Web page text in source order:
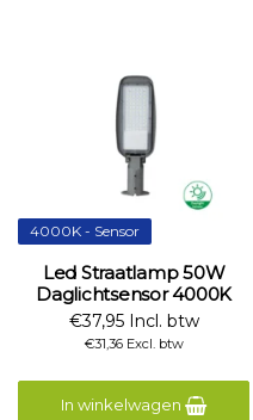
4000K - Sensor
Led Straatlamp 50W
Daglichtsensor 4000K
€37,95 Incl. btw
€31,36 Excl. btw
In winkelwagen